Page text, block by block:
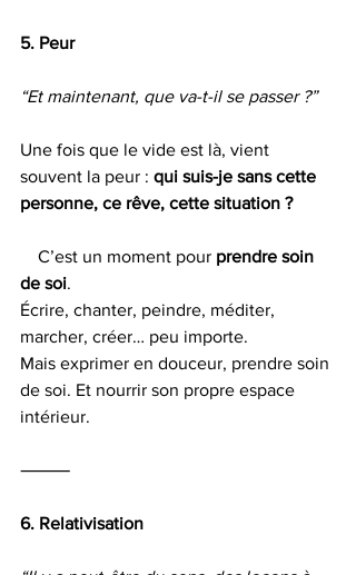
5. Peur
“Et maintenant, que va-t-il se passer ?”
Une fois que le vide est là, vient
souvent la peur : qui suis-je sans cette
personne, ce rêve, cette situation ?
    C’est un moment pour
prendre soin
de soi.
Écrire, chanter, peindre, méditer,
marcher, créer… peu importe.
Mais exprimer en douceur, prendre soin
de soi. Et nourrir son propre espace
intérieur.
⸻
6. Relativisation